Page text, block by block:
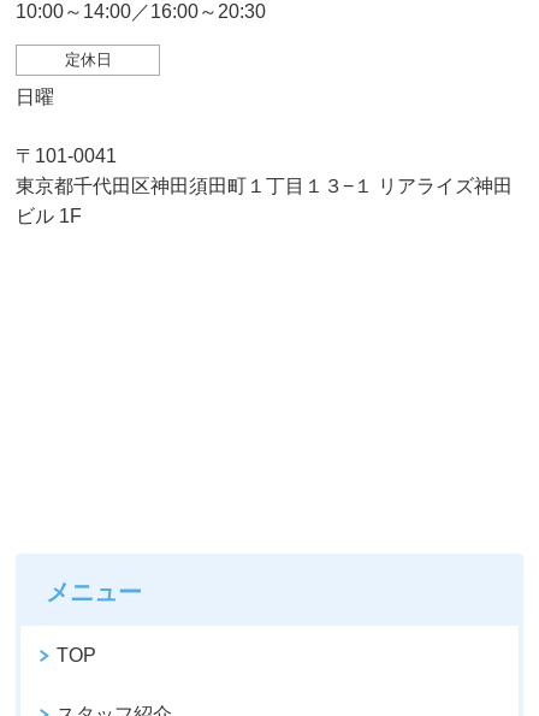
10:00～14:00／16:00～20:30
定休日
日曜
〒101-0041
東京都千代田区神田須田町１丁目１３−１ リアライズ神田
ビル 1F
メニュー
TOP